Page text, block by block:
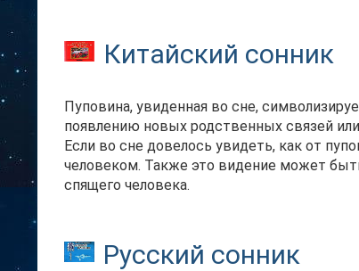
Китайский сонник
Пуповина, увиденная во сне,
появлению новых родственных связей
Если во сне довелось увидеть, как от
человеком. Также это видение может
спящего человека.
Русский сонник